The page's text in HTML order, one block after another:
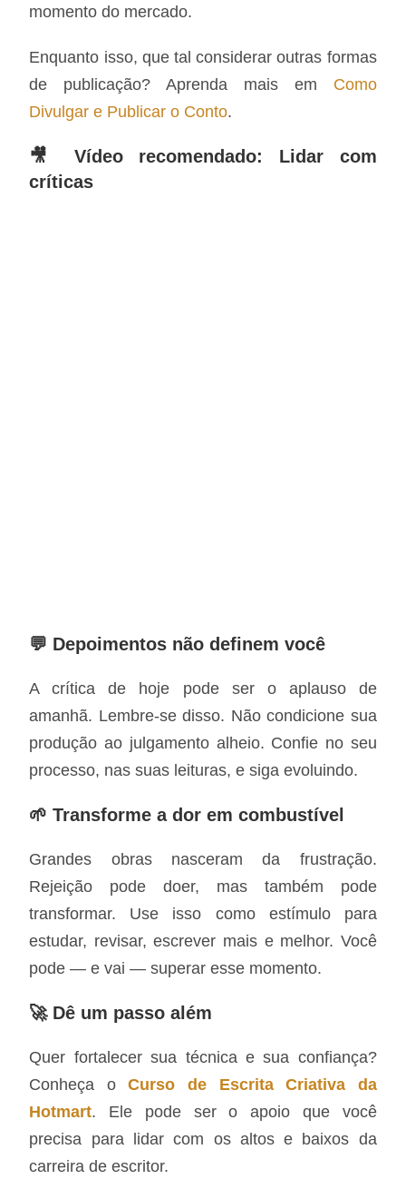
momento do mercado.
Enquanto isso, que tal considerar outras formas
de publicação? Aprenda mais em Como
Divulgar e Publicar o Conto.
🎥 Vídeo recomendado: Lidar com
críticas
💬 Depoimentos não definem você
A crítica de hoje pode ser o aplauso de
amanhã. Lembre-se disso. Não condicione sua
produção ao julgamento alheio. Confie no seu
processo, nas suas leituras, e siga evoluindo.
🌱 Transforme a dor em combustível
Grandes obras nasceram da frustração.
Rejeição pode doer, mas também pode
transformar. Use isso como estímulo para
estudar, revisar, escrever mais e melhor. Você
pode — e vai — superar esse momento.
🚀 Dê um passo além
Quer fortalecer sua técnica e sua confiança?
Conheça oCurso de Escrita Criativa da
Hotmart. Ele pode ser o apoio que você
precisa para lidar com os altos e baixos da
carreira de escritor.